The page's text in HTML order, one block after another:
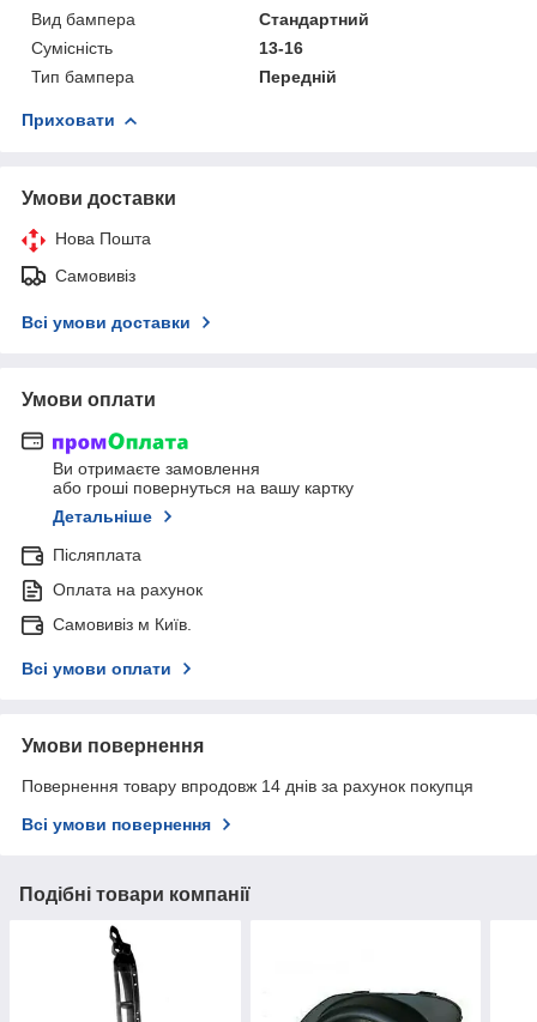
Вид бампера
Стандартний
Сумісність
13-16
Тип бампера
Передній
Приховати
Умови доставки
Нова Пошта
Самовивіз
Всі умови доставки
Умови оплати
Ви отримаєте замовлення
або гроші повернуться на вашу картку
Детальніше
Післяплата
Оплата на рахунок
Самовивіз м Київ.
Всі умови оплати
Умови повернення
Повернення товару впродовж 14 днів за рахунок покупця
Всі умови повернення
Подібні товари компанії